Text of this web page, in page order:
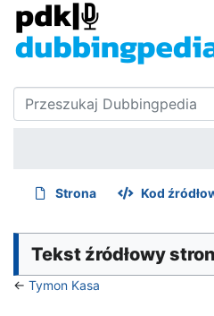
Strona Kod
Tekst źródłowy
← Tymon Kasa